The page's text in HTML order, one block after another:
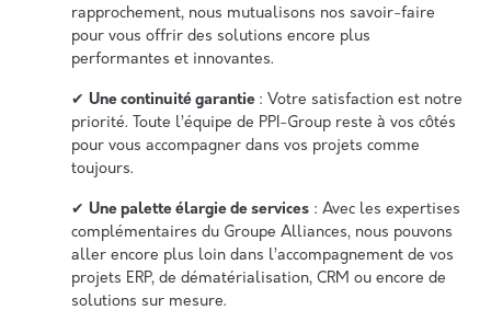
rapprochement, nous mutualisons nos savoir-faire
pour vous offrir des solutions encore plus
performantes et innovantes.
✔ Une continuité garantie : Votre satisfaction est notre
priorité. Toute l’équipe de PPI-Group reste à vos côtés
pour vous accompagner dans vos projets comme
toujours.
✔ Une palette élargie de services : Avec les expertises
complémentaires du Groupe Alliances, nous pouvons
aller encore plus loin dans l’accompagnement de vos
projets ERP, de dématérialisation, CRM ou encore de
solutions sur mesure.